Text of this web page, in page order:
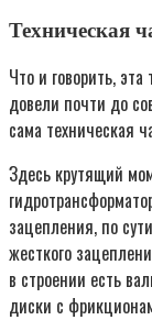
Техническая
Что и говорить,
довели почти до
сама техническая
Здесь крутящий
зацепления, по
жесткого
в строении есть
диски с